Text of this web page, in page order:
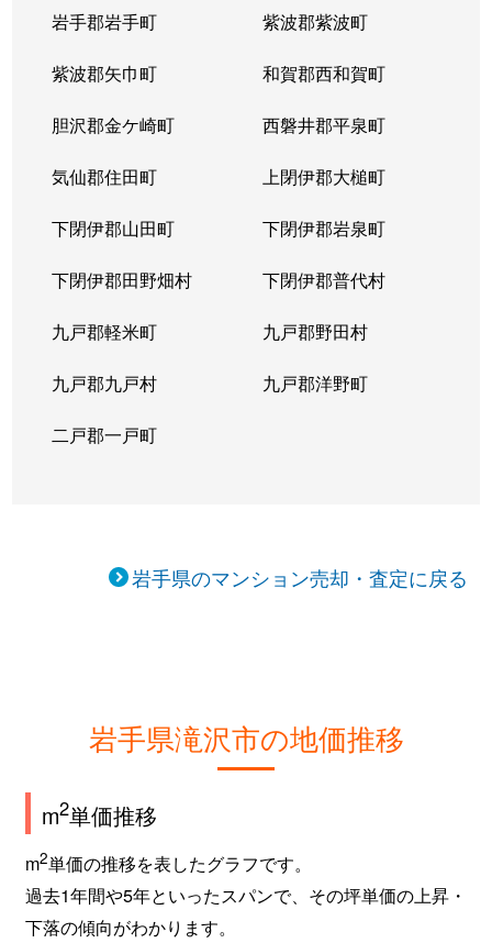
岩手郡岩手町 紫波郡紫波町
紫波郡矢巾町 和賀郡西和賀町
胆沢郡金ケ崎町 西磐井郡平泉町
気仙郡住田町 上閉伊郡大槌町
下閉伊郡山田町 下閉伊郡岩泉町
下閉伊郡田野畑村 下閉伊郡普代村
九戸郡軽米町 九戸郡野田村
九戸郡九戸村 九戸郡洋野町
二戸郡一戸町
岩手県のマンション売却・査定に戻る
岩手県滝沢市の地価推移
m2単価推移
m2単価の推移を表したグラフです。
過去1年間や5年といったスパンで、その坪単価の上昇・
下落の傾向がわかります。